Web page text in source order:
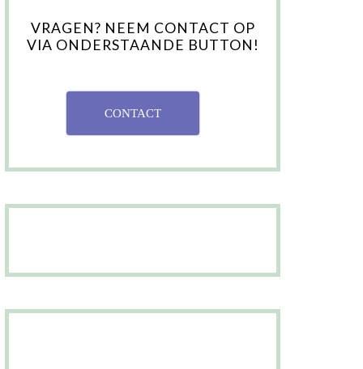
VRAGEN? NEEM CONTACT OP
VIA ONDERSTAANDE BUTTON!
CONTACT